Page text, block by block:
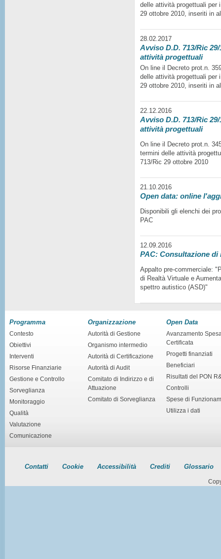
delle attività progettuali per
29 ottobre 2010, inseriti in
28.02.2017
Avviso D.D. 713/Ric
attività progettuali
On line il Decreto prot.n.
delle attività progettuali per
29 ottobre 2010, inseriti in
22.12.2016
Avviso D.D. 713/Ric
attività progettuali
On line il Decreto prot.n.
termini delle attività
713/Ric 29 ottobre 2010
21.10.2016
Open data: online
Disponibili gli elenchi dei
PAC
12.09.2016
PAC: Consultazione di
Appalto pre-commerciale:
di Realtà Virtuale e
spettro autistico (ASD)"
Programma
Contesto
Obiettivi
Interventi
Risorse Finanziarie
Gestione e Controllo
Sorveglianza
Monitoraggio
Qualità
Valutazione
Comunicazione
Organizzazione
Autorità di Gestione
Organismo intermedio
Autorità di Certificazione
Autorità di Audit
Comitato di Indirizzo e di
Attuazione
Comitato di Sorveglianza
Open Data
Avanzamento
Certificata
Progetti finanziati
Beneficiari
Risultati del PON
Controlli
Spese di
Utilizza i dati
Contatti Cookie Accessibilità Crediti Glossario